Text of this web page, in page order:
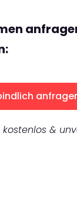
kostenlos &